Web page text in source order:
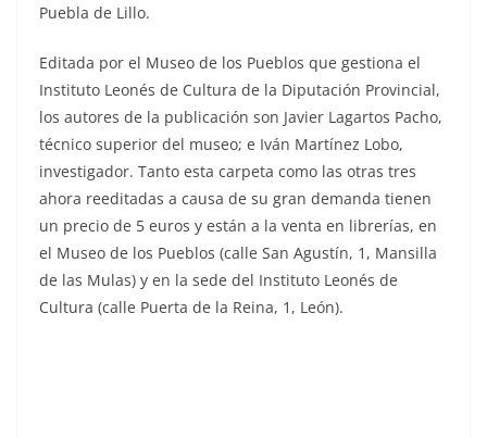
Puebla de Lillo.
Editada por el Museo de los Pueblos que gestiona el
Instituto Leonés de Cultura de la Diputación Provincial,
los autores de la publicación son Javier Lagartos Pacho,
técnico superior del museo; e Iván Martínez Lobo,
investigador. Tanto esta carpeta como las otras tres
ahora reeditadas a causa de su gran demanda tienen
un precio de 5 euros y están a la venta en librerías, en
el Museo de los Pueblos (calle San Agustín, 1, Mansilla
de las Mulas) y en la sede del Instituto Leonés de
Cultura (calle Puerta de la Reina, 1, León).